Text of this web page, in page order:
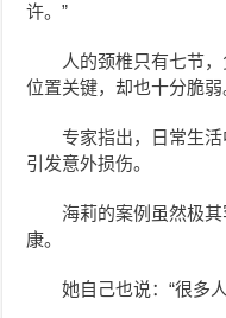
许。”
人的颈椎只有七节
位置关键，却也十分脆弱
专家指出，日常生
引发意外损伤。
海莉的案例虽然极
康。
她自己也说：“很多